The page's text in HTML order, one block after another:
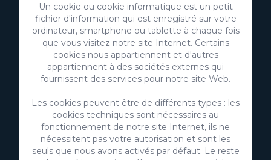
VillaGranCanaria Investments S.L.
C/ Swing Los Lagos, 9
35100 Maspalomas, Grande Canarie
Îles Canaries - Espagne
CIF:B76226992
Un cookie ou cookie informatique est un petit
fichier d'information qui est enregistré sur votre
ordinateur, smartphone ou tablette à chaque fois
que vous visitez notre site Internet. Certains
cookies nous appartiennent et d'autres
appartiennent à des sociétés externes qui
fournissent des services pour notre site Web.
Les cookies peuvent être de différents types : les
cookies techniques sont nécessaires au
fonctionnement de notre site Internet, ils ne
nécessitent pas votre autorisation et sont les
seuls que nous avons activés par défaut. Le reste